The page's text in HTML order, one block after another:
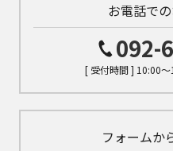
お電話で
092-
[ 受付時間 ] 10:00～
フォームか